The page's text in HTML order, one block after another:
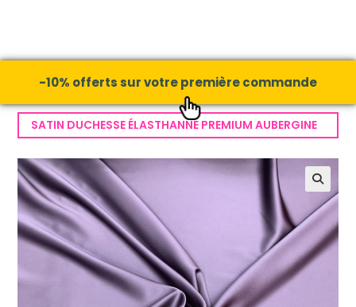
-10% offerts sur votre première commande
SATIN DUCHESSE ÉLASTHANNE PREMIUM AUBERGINE